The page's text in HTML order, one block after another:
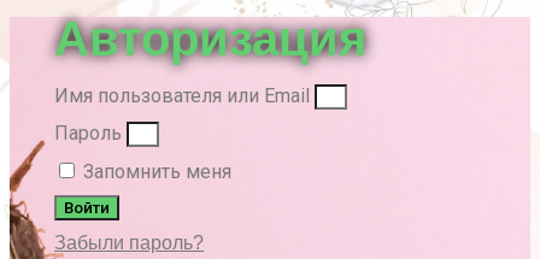
Авторизация
Имя пользователя или Email
Пароль
Запомнить меня
Войти
Забыли пароль?